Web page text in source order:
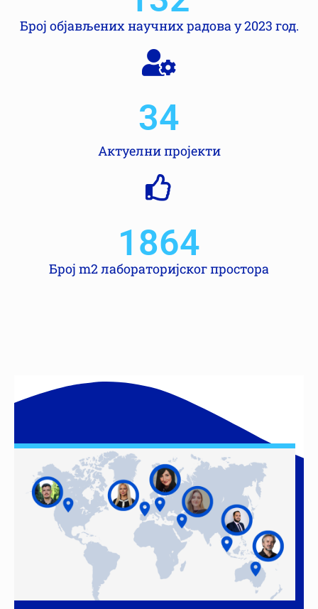
Број објављених научних радова у 2023 год.
Актуелни пројекти
34
Број m2 лабораторијског простора
1864